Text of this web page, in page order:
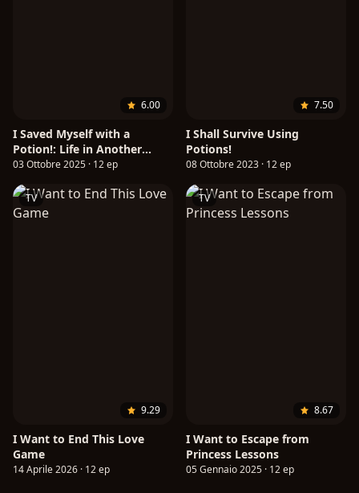
6.00
I Saved Myself with a
Potion!: Life in Another
World
03 Ottobre 2025 · 12 ep
7.50
I Shall Survive Using
Potions!
08 Ottobre 2023 · 12 ep
TV
9.29
I Want to End This Love
Game
14 Aprile 2026 · 12 ep
TV
8.67
I Want to Escape from
Princess Lessons
05 Gennaio 2025 · 12 ep